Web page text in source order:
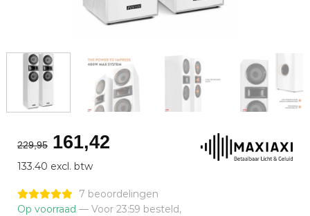
229,95 Oorspronkelijke
prijs
was:
€229,95.
161,42Huidige
€161,42.
133.40 excl. btw
7 beoordelingen
Op voorraad — Voor 23:59 besteld,